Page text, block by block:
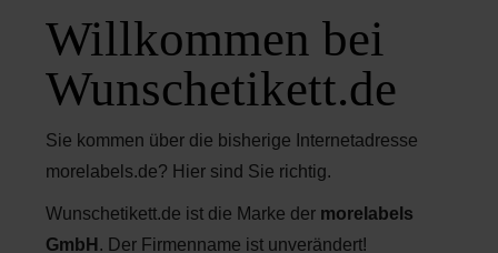
Willkommen bei
Wunschetikett.de
Sie kommen über die bisherige Internetadresse
morelabels.de? Hier sind Sie richtig.
Wunschetikett.de ist die Marke der morelabels
GmbH . Der Firmenname ist unverändert!